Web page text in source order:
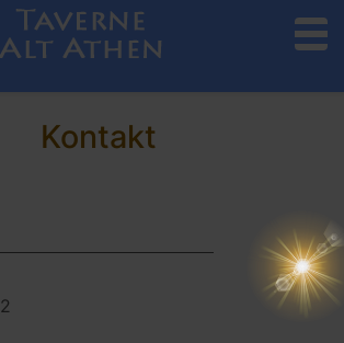
Kontakt